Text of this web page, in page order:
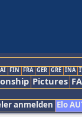
FIN FRA GER GRE INA
Pictures
anmelden Elo